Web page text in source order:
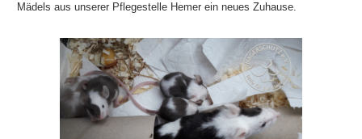
Mädels aus unserer Pflegestelle Hemer ein neues Zuhause.